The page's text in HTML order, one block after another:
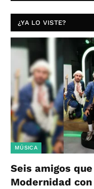
¿YA LO VISTE?
MÚSICA
Seis amigos
Modernidad